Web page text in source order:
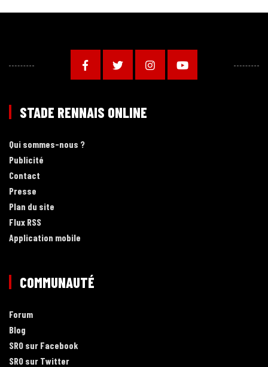
STADE RENNAIS ONLINE
Qui sommes-nous ?
Publicité
Contact
Presse
Plan du site
Flux RSS
Application mobile
COMMUNAUTÉ
Forum
Blog
SRO sur Facebook
SRO sur Twitter